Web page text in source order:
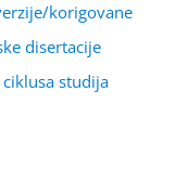
korigovane
disertacije
ciklusa studija